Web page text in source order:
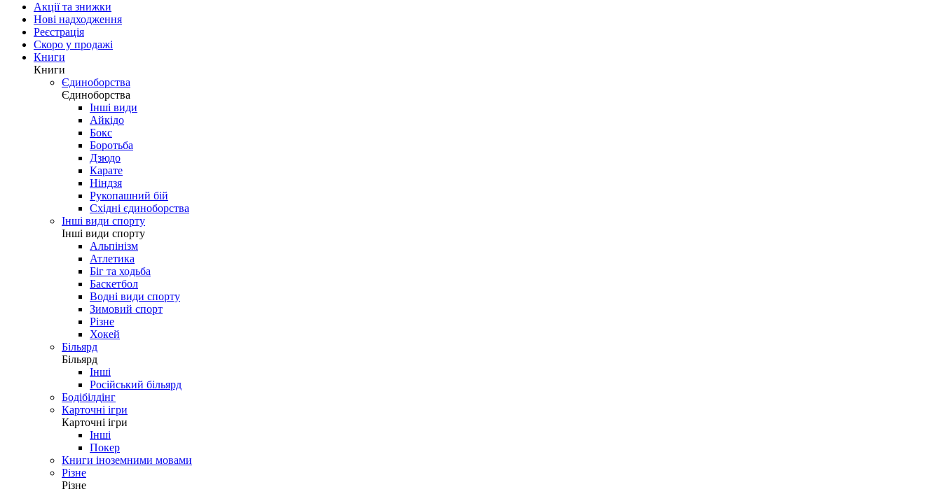
Акції та знижки
Нові надходження
Реєстрація
Скоро у продажі
Книги
Книги
Єдиноборства
Єдиноборства
Інші види
Айкідо
Бокс
Боротьба
Дзюдо
Карате
Ніндзя
Рукопашний бій
Східні єдиноборства
Інші види спорту
Інші види спорту
Альпінізм
Атлетика
Біг та ходьба
Баскетбол
Водні види спорту
Зимовий спорт
Різне
Хокей
Більярд
Більярд
Інші
Російський більярд
Бодібілдінг
Карточні ігри
Карточні ігри
Інші
Покер
Книги іноземними мовами
Різне
Різне